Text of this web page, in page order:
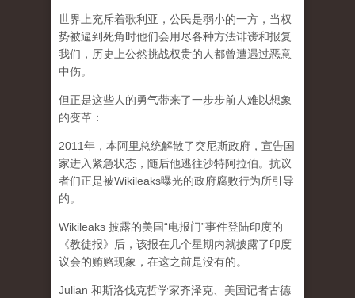
世界上充斥着歌利亚，公民是弱小的一方，当权
势被逼到死角时他们会用尽各种方法诽谤和报复
我们，历史上公然挑战权贵的人都曾遭遇过恶意
中伤。
但正是这些人的勇气带来了一步步前人难以想象
的变革：
2011年，本阿里总统解散了突尼斯政府，宣告国
家进入紧急状态，随后他逃往沙特阿拉伯。抗议
者们正是被Wikileaks曝光的政府腐败行为所引导
的。
Wikileaks 披露的美国“电报门”事件登陆印度的
《教徒报》后，该报在几个星期内就披露了印度
议会的贿赂现象，在这之前是没有的。
Julian 和斯洛伐克哲学家齐泽克、美国记者古德